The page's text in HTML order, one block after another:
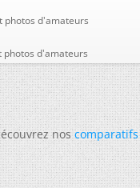
photos d'amateurs
photos d'amateurs
nos